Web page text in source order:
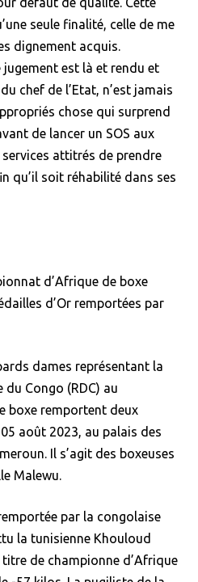
seule finalité, celle de me
dignement acquis.
jugement est là et rendu et
chef de l’Etat, n’est jamais
chose qui surprend
de lancer un SOS aux
attitrés de prendre
qu’il soit réhabilité dans ses
d’Afrique de boxe
d’Or remportées par
dames représentant la
Congo (RDC) au
boxe remportent deux
août 2023, au palais des
Il s’agit des boxeuses
Malewu.
par la congolaise
la tunisienne Khouloud
de championne d’Afrique